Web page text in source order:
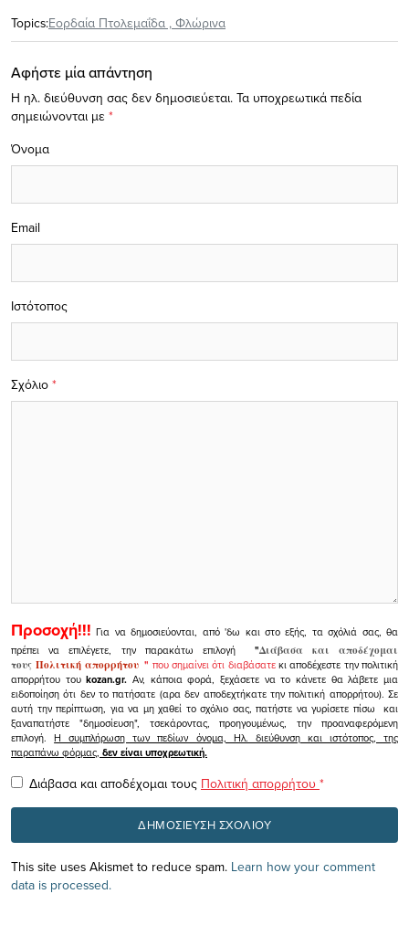
Topics:Εορδαία Πτολεμαΐδα , Φλώρινα
Αφήστε μία απάντηση
Η ηλ. διεύθυνση σας δεν δημοσιεύεται. Τα υποχρεωτικά πεδία
σημειώνονται με *
Σχόλιο *
Όνομα
Email
Ιστότοπος
Προσοχή!!! Για να δημοσιεύονται, από 'δω και στο εξής, τα σχόλιά σας, θα
πρέπει να επιλέγετε, την παρακάτω επιλογή
"Διάβασα και αποδέχομαι
τουςΠολιτική απορρήτου" που σημαίνει ότι διαβάσατεκι αποδέχεστε την πολιτική
απορρήτου τουkozan.gr. Αν, κάποια φορά, ξεχάσετε να το κάνετε θα λάβετε μια
ειδοποίηση ότι δεν το πατήσατε (αρα δεν αποδεχτήκατε την πολιτική απορρήτου). Σε
αυτή την περίπτωση, για να μη χαθεί το σχόλιο σας, πατήστε να γυρίσετε πίσω και
ξαναπατήστε "δημοσίευση", τσεκάροντας, προηγουμένως, την προαναφερόμενη
επιλογή.Η συμπλήρωση των πεδίων όνομα, Ηλ. διεύθυνση και ιστότοπος, της
παραπάνω φόρμας, δεν είναι υποχρεωτική.
Διάβασα και αποδέχομαι τους Πολιτική απορρήτου *
This site uses Akismet to reduce spam. Learn how your comment
data is processed.